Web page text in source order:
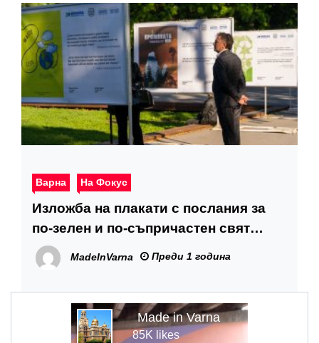
Варна На Фокус
Изложба на плакати с послания за
по-зелен и по-съпричастен свят
беше открита на входа на Морската
градина
MadeInVarna Преди 1 година
Made in Varna
85K likes